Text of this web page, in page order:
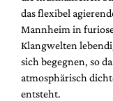
das flexibel
Mannheim in
Klangwelten
sich begegnen, so
atmosphärisch
entsteht.